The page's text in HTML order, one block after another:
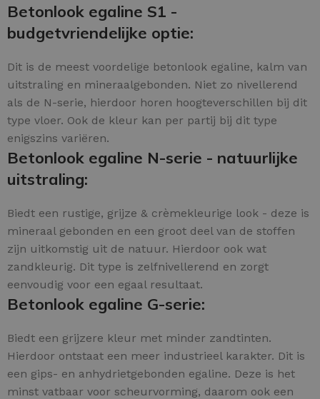
Betonlook egaline S1 -
budgetvriendelijke optie:
Dit is de meest voordelige betonlook egaline, kalm van
uitstraling en mineraalgebonden. Niet zo nivellerend
als de N-serie, hierdoor horen hoogteverschillen bij dit
type vloer. Ook de kleur kan per partij bij dit type
enigszins variëren.
Betonlook egaline N-serie - natuurlijke
uitstraling:
Biedt een rustige, grijze & crèmekleurige look - deze is
mineraal gebonden en een groot deel van de stoffen
zijn uitkomstig uit de natuur. Hierdoor ook wat
zandkleurig. Dit type is zelfnivellerend en zorgt
eenvoudig voor een egaal resultaat.
Betonlook egaline G-serie:
Biedt een grijzere kleur met minder zandtinten.
Hierdoor ontstaat een meer industrieel karakter. Dit is
een gips- en anhydrietgebonden egaline. Deze is het
minst vatbaar voor scheurvorming, daarom ook een